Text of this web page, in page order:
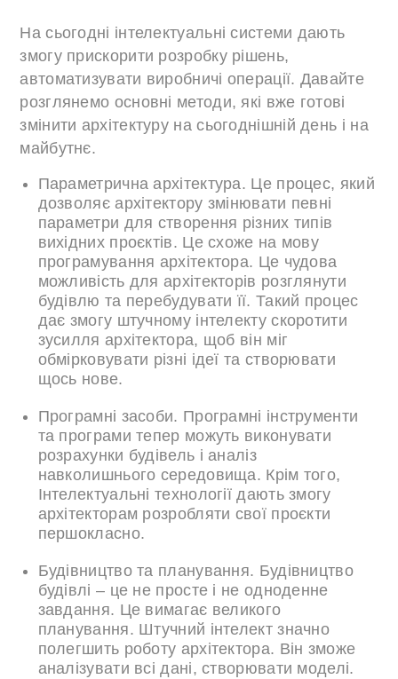
На сьогодні інтелектуальні системи дають
змогу прискорити розробку рішень,
автоматизувати виробничі операції. Давайте
розглянемо основні методи, які вже готові
змінити архітектуру на сьогоднішній день і на
майбутнє.
Параметрична архітектура. Це процес, який
дозволяє архітектору змінювати певні
параметри для створення різних типів
вихідних проєктів. Це схоже на мову
програмування архітектора. Це чудова
можливість для архітекторів розглянути
будівлю та перебудувати її. Такий процес
дає змогу штучному інтелекту скоротити
зусилля архітектора, щоб він міг
обмірковувати різні ідеї та створювати
щось нове.
Програмні засоби. Програмні інструменти
та програми тепер можуть виконувати
розрахунки будівель і аналіз
навколишнього середовища. Крім того,
Інтелектуальні технології дають змогу
архітекторам розробляти свої проєкти
першокласно.
Будівництво та планування. Будівництво
будівлі – це не просте і не одноденне
завдання. Це вимагає великого
планування. Штучний інтелект значно
полегшить роботу архітектора. Він зможе
аналізувати всі дані, створювати моделі.